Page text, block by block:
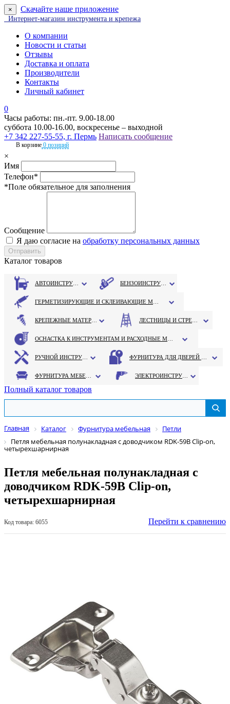
× Скачайте наше приложение
Интернет-магазин инструмента и крепежа
О компании
Новости и статьи
Отзывы
Доставка и оплата
Производители
Контакты
Личный кабинет
0
Часы работы: пн.-пт. 9.00-18.00
суббота 10.00-16.00, воскресенье – выходной
+7 342 227-55-55, г. Пермь Написать сообщение
В корзине 0 позиций
×
Имя
Телефон*
*Поле обязательное для заполнения
Сообщение
Я даю согласие на обработку персональных данных
Каталог товаров
Полный каталог товаров
Главная Каталог Фурнитура мебельная
Петли
Петля мебельная полунакладная с доводчиком RDK-59В Clip-on,
четырехшарнирная
Петля мебельная полунакладная с
доводчиком RDK-59В Clip-on,
четырехшарнирная
Код товара: 6055 Перейти к сравнению